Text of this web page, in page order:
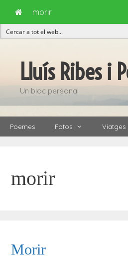
Lluís Ribes i
Un bloc personal
Poemes Fotos Viatges
morir
Morir
morir